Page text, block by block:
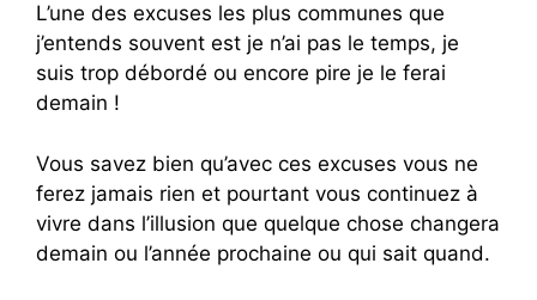
L’une des excuses les plus communes que
j’entends souvent est je n’ai pas le temps, je
suis trop débordé ou encore pire je le ferai
demain !
Vous savez bien qu’avec ces excuses vous ne
ferez jamais rien et pourtant vous continuez à
vivre dans l’illusion que quelque chose changera
demain ou l’année prochaine ou qui sait quand.